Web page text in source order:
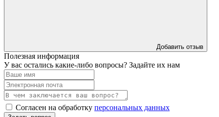
Добавить отзыв
Полезная информация
У вас остались какие-либо вопросы? Задайте их нам
Согласен на обработку персональных данных